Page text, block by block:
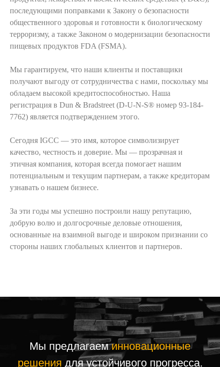
последующими поправками к Закону о безопасности
общественного здоровья и готовности к биологическому
терроризму, а также Законом о модернизации безопасности
пищевых продуктов FDA (FSMA).
Мы гарантируем, что наши клиенты и поставщики
получают выгоду от сотрудничества с нами, поскольку мы
обладаем высокой кредитоспособностью. Наша
регистрация в Dun & Bradstreet (D‑U‑N‑S® номер 93-184-
7762) является подтверждением этого.
Сегодня IGCC — это имя, которое символизирует
качество, честность и доверие. Мы — прозрачная и
этичная компания, которая всегда помогает нашим
потенциальным и текущим партнерам, а также кредиторам
узнавать о нашем бизнесе.
За эти годы мы успешно построили нашу репутацию,
добрую волю и долгосрочные деловые отношения,
основанные на взаимной выгоде и широком признании со
стороны наших глобальных клиентов и партнеров.
работает над повышением
производительности и рентабельности
на рынке.
У нас есть возможность производить
в соответствии с меняющимися
потребностями пользователей.
Почему
выбирают нас?
Новые и инновационные решения
Здоровый скот и птица
Оптимальное питание